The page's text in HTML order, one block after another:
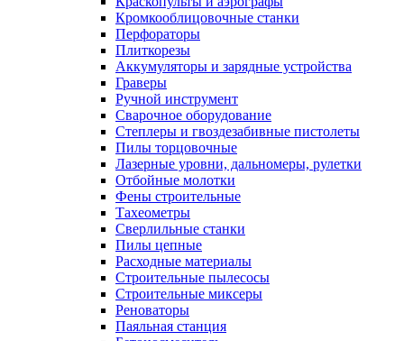
Кромкооблицовочные станки
Перфораторы
Плиткорезы
Аккумуляторы и зарядные устройства
Граверы
Ручной инструмент
Сварочное оборудование
Степлеры и гвоздезабивные пистолеты
Пилы торцовочные
Лазерные уровни, дальномеры, рулетки
Отбойные молотки
Фены строительные
Тахеометры
Сверлильные станки
Пилы цепные
Расходные материалы
Строительные пылесосы
Строительные миксеры
Реноваторы
Паяльная станция